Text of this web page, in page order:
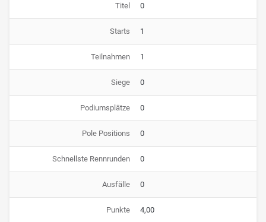
Titel 0
Starts 1
Teilnahmen 1
Siege 0
Podiumsplätze 0
Pole Positions 0
Schnellste Rennrunden 0
Ausfälle 0
Punkte 4,00